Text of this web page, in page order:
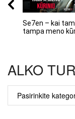
Se7en – kai
tampa meno
ALKO
ALKO
TURINYS